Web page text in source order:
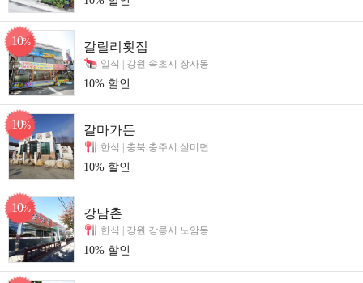
10% 갈릴리횟집
일식 | 강원 속초시 장사동
10% 할인
10% 갈마가든
한식 | 충북 충주시 살미면
10% 할인
10% 강남촌
한식 | 강원 강릉시 노암동
10% 할인